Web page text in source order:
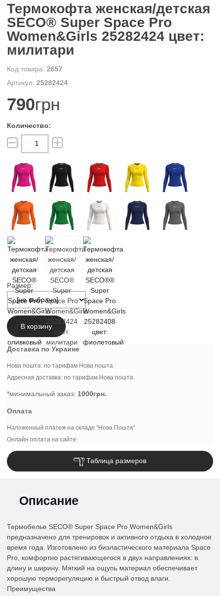
Термокофта женская/детская
SECO® Super Space Pro
Women&Girls 25282424 цвет:
милитари
2657
25282424
790грн
Размер:
В корзину
Доставка по Украине
Нова пошта: по тарифам Нова пошта.
Адресная доставка: по тарифам Нова пошта.
*минимальный заказ: 1000грн.
Оплата
Наложенный платеж на складе "Нова Пошта"
Онлайн оплата на сайте:
Таблица размеров
Описание
Термобелье SECO® Super Space Pro Women&Girls
предназначено для тренировок и активного отдыха в холодное
время года. Изготовлено из биэластического материала Space
Pro, комфортно растягивающегося в двух направлениях: в
длину и ширину. Мягкий на ощупь материал обеспечивает
хорошую терморегуляцию и быстрый отвод влаги.
Преимущества